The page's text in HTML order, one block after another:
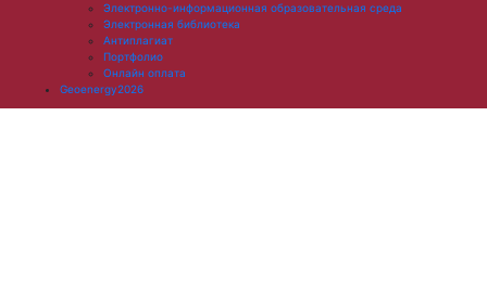
Электронно-информационная образовательная среда
Электронная библиотека
Антиплагиат
Портфолио
Онлайн оплата
Geoenergy2026